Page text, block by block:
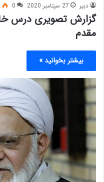
دبیر 27 سپتامبر 2020 0
گزارش تصویری درس
مقدم
بیشتر بخوانید »